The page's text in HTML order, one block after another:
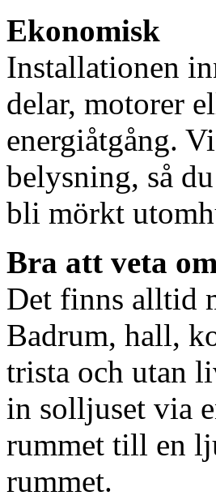
Ekonomisk
Installationen
delar, motorer
energiåtgång.
belysning, så
bli mörkt
Bra att veta
Det finns alltid
Badrum, hall,
trista och utan
in solljuset via
rummet till en
rummet.